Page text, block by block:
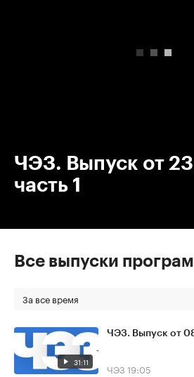
ЧЭЗ. Выпуск от
часть 1
Все выпуски
За все время
31:11
ЧЭЗ. Выпуск от
ЧЭЗ 19:05